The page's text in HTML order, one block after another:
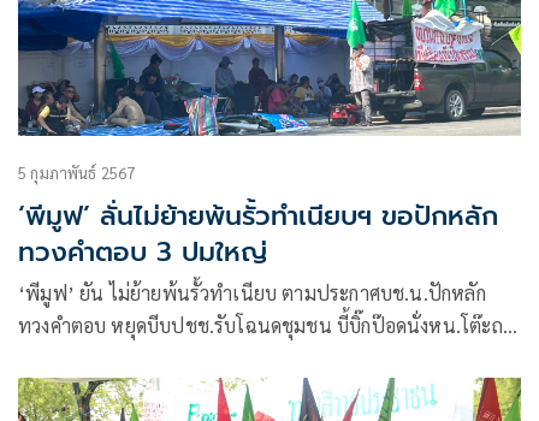
5 กุมภาพันธ์ 2567
‘พีมูฟ’ ลั่นไม่ย้ายพ้นรั้วทำเนียบฯ ขอปักหลัก
ทวงคำตอบ 3 ปมใหญ่
‘พีมูฟ’ ยัน ไม่ย้ายพ้นรั้วทำเนียบ ตามประกาศบช.น.ปักหลัก
ทวงคำตอบ หยุดบีบปชช.รับโฉนดชุมชน บี้บิ๊กป๊อดนั่งหน.โต๊ะถก